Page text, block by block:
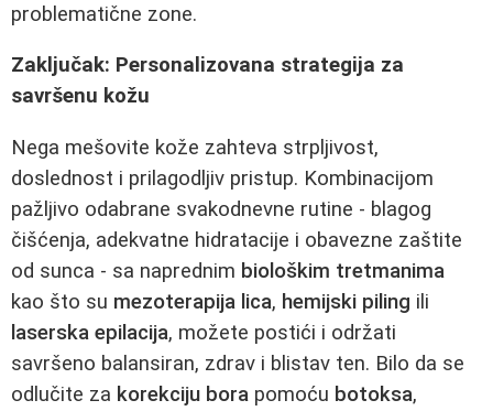
problematične zone.
Zaključak: Personalizovana strategija za
savršenu kožu
Nega mešovite kože zahteva strpljivost,
doslednost i prilagodljiv pristup. Kombinacijom
pažljivo odabrane svakodnevne rutine - blagog
čišćenja, adekvatne hidratacije i obavezne zaštite
od sunca - sa naprednim biološkim tretmanima
kao što su mezoterapija lica, hemijski piling ili
laserska epilacija, možete postići i održati
savršeno balansiran, zdrav i blistav ten. Bilo da se
odlučite za korekciju bora pomoću botoksa,